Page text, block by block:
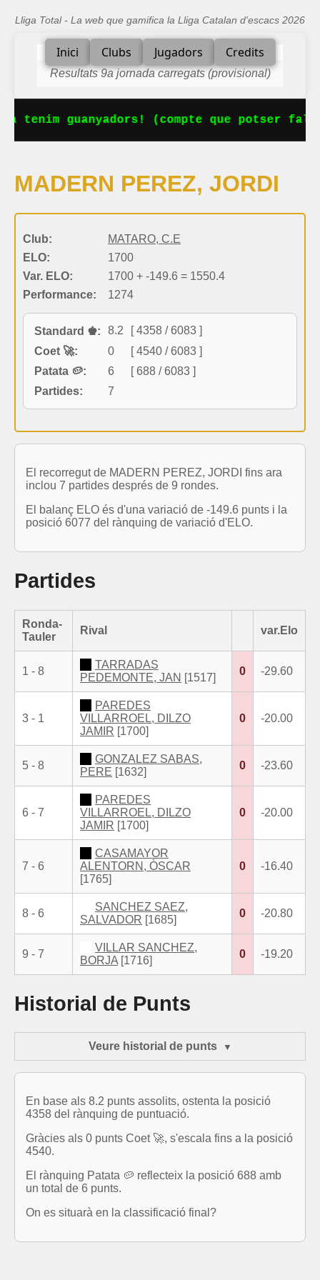
Lliga Total - La web que gamifica la Lliga Catalan d'escacs 2026
Inici Clubs Jugadors Credits
Resultats 9a jornada carregats (provisional)
tenim guanyadors! (compte que potser
MADERN PEREZ, JORDI
Club:
MATARO, C.E
ELO:
1700
Var. ELO:
1700 + -149.6 = 1550.4
Performance:
1274
Standard ♚: 8.2
[ 4358 / 6083 ]
Coet 🚀:
0
[ 4540 / 6083 ]
Patata 🥔:
6
[ 688 / 6083 ]
Partides:
7
El recorregut de MADERN PEREZ, JORDI fins ara
inclou 7 partides després de 9 rondes.
El balanç ELO és d'una variació de -149.6 punts i la
posició 6077 del rànquing de variació d'ELO.
Partides
Ronda-
Tauler
Rival var.Elo
1 - 8
TARRADAS
PEDEMONTE, JAN [1517]
0 -29.60
3 - 1
PAREDES
VILLARROEL, DILZO
JAMIR [1700]
0 -20.00
5 - 8
GONZALEZ SABAS,
PERE [1632]
0 -23.60
6 - 7
PAREDES
VILLARROEL, DILZO
JAMIR [1700]
0 -20.00
7 - 6
CASAMAYOR
ALENTORN, ÒSCAR
[1765]
0 -16.40
8 - 6
SANCHEZ SAEZ,
SALVADOR [1685]
0 -20.80
9 - 7
VILLAR SANCHEZ,
BORJA [1716]
0 -19.20
Historial de Punts
Veure historial de punts
En base als 8.2 punts assolits, ostenta la posició
4358 del rànquing de puntuació.
Gràcies als 0 punts Coet 🚀, s'escala fins a la posició
4540.
El rànquing Patata 🥔 reflecteix la posició 688 amb
un total de 6 punts.
On es situarà en la classificació final?